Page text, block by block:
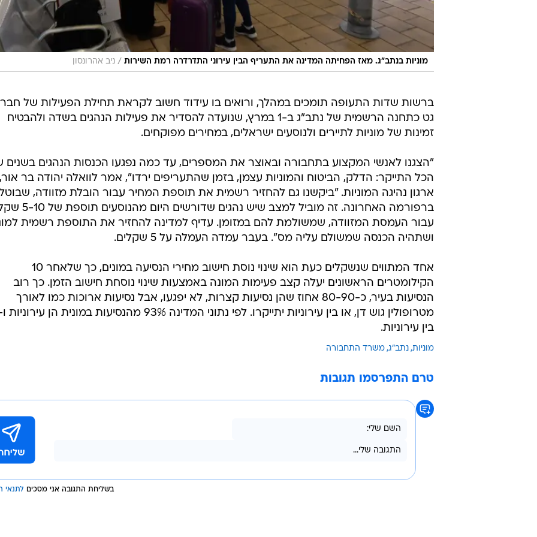
מוניות בנתב"ג. מאז הפחיתה המדינה את התעריף הבין עירוני התדרדרה רמת השירות / ניב אהרונסון
ברשות שדות התעופה תומכים במהלך, ורואים בו עידוד חשוב לקראת תחילת הפעילות של
גט כתחנה הרשמית של נתב"ג ב-1 במרץ, שנועדה להסדיר את פעילות הנהגים בשדה ולהבטיח
זמינות של מוניות לתיירים ולנוסעים ישראלים, במחירים מפוקחים.
"הצגנו לאנשי המקצוע בתחבורה ובאוצר את המספרים, עד כמה נפגעו הכנסות הנהגים בשנים
הכל התייקר: הדלק, הביטוח והמוניות עצמן, בזמן שהתעריפים ירדו", אמר לוואלה יהודה בר אור,
ארגון נהיגה המוניות. "ביקשנו גם להחזיר רשמית את תוספת המחיר עבור הובלת מזוודה,
עבור העמסת המזוודה, שמשולמת להם במזומן. עדיף למדינה להחזיר את התוספת רשמית
הקילומטרים הראשונים יעלה קצב פעימות המונה באמצעות שינוי נוסחת חישוב הזמן. כך רוב
הנסיעות בעיר, כ-80-90 אחוז שהן נסיעות קצרות, לא יפגעו, אבל נסיעות ארוכות כמו לאורך
בין עירוניות.
מוניות נתב"ג